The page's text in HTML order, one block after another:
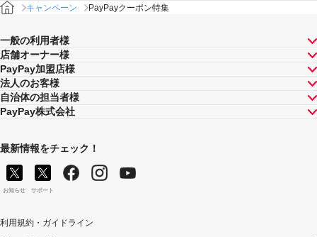
キャンペーン PayPayクーポン特集
一般の利用者様
店舗オーナー様
PayPay加盟店様
法人のお客様
自治体の担当者様
PayPay株式会社
最新情報をチェック！
お知らせ サポート
利用規約・ガイドライン